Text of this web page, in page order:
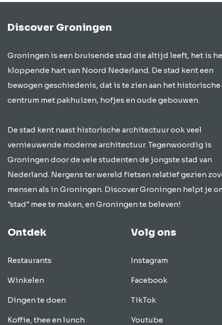
Discover Groningen
Groningen is een bruisende stad die altijd leeft, het is
kloppende hart van Noord Nederland. De stad kent een
bewogen geschiedenis, dat is te zien aan het historische
centrum met pakhuizen, hofjes en oude gebouwen.
De stad kent naast historische architectuur ook veel
vernieuwende moderne architectuur. Tegenwoordig is
Groningen door de vele studenten de jongste stad van
Nederland. Nergens ter wereld fietsen relatief gezien
mensen als in Groningen. Discover Groningen helpt je
"stad" mee te maken, en Groningen te beleven!
Ontdek
Restaurants
Winkelen
Dingen te doen
Koffie, thee en lunch
Volg ons
Instagram
Facebook
TikTok
Youtube